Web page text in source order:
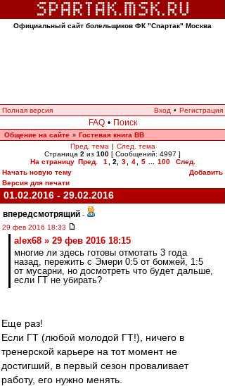
Официальный сайт болельщиков ФК "Спартак" Москва
Полная версия Вход • Регистрация
FAQ • Поиск
Общение на сайте » Гостевая книга ВВ
Пред. тема | След. тема
Страница 2 из 100 [ Сообщений: 4997 ]
На страницу Пред. 1 2 3 4 5 100
След.
Начать новую тему
Добавить
Версия для печати
01.02.2016 - 29.02.2016
впередсмотрящий -
29 фев 2016 18:33
alex68 » 29 фев 2016 18:15
многие ли здесь готовы отмотать 3 года
назад, пережить с Эмери 0:5 от бомжей, 1:5
от мусарни, но досмотреть что будет дальше,
если ГТ не убирать?
Еще раз!
Если ГТ (любой молодой ГТ!), ничего в
тренерской карьере на тот момент не
достигший, в первый сезон проваливает
работу, его нужно менять.